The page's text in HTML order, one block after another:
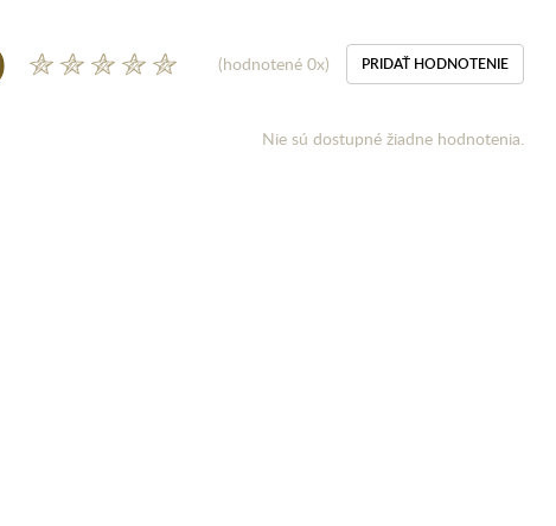
(hodnotené 0x) PRIDAŤ HODNOTENIE
Nie sú dostupné žiadne hodnotenia.